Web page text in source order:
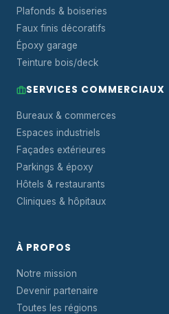
Plafonds & boiseries
Faux finis décoratifs
Époxy garage
Teinture bois/deck
SERVICES COMMERCIAUX
Bureaux & commerces
Espaces industriels
Façades extérieures
Parkings & époxy
Hôtels & restaurants
Cliniques & hôpitaux
À PROPOS
Notre mission
Devenir partenaire
Toutes les régions